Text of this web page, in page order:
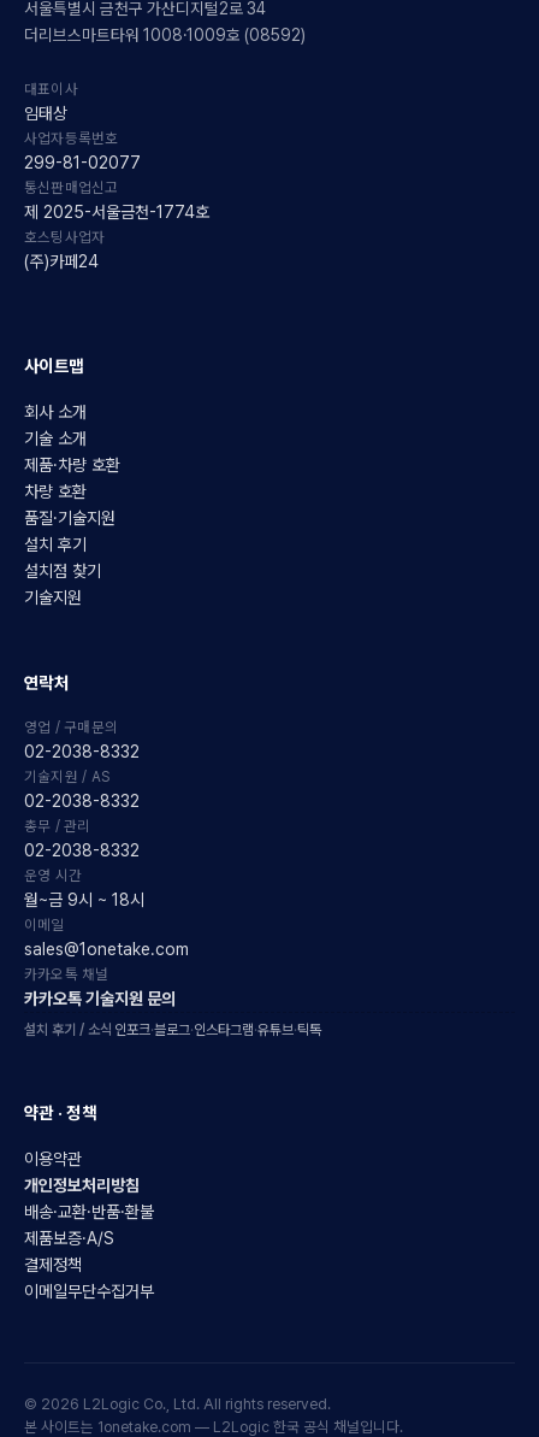
서울특별시 금천구 가산디지털2로 34
더리브스마트타워 1008·1009호 (08592)
대표이사
임태상
사업자등록번호
299-81-02077
통신판매업신고
제 2025-서울금천-1774호
호스팅사업자
(주)카페24
사이트맵
회사 소개
기술 소개
제품·차량 호환
차량 호환
품질·기술지원
설치 후기
설치점 찾기
기술지원
연락처
영업 / 구매문의
02-2038-8332
기술지원 / AS
02-2038-8332
총무 / 관리
02-2038-8332
운영 시간
월~금 9시 ~ 18시
이메일
sales@1onetake.com
카카오톡 채널
카카오톡 기술지원 문의
설치 후기 / 소식 인포크·블로그·인스타그램·유튜브·틱톡
약관 · 정책
이용약관
개인정보처리방침
배송·교환·반품·환불
제품보증·A/S
결제정책
이메일무단수집거부
© 2026 L2Logic Co., Ltd. All rights reserved.
본 사이트는 1onetake.com — L2Logic 한국 공식 채널입니다.